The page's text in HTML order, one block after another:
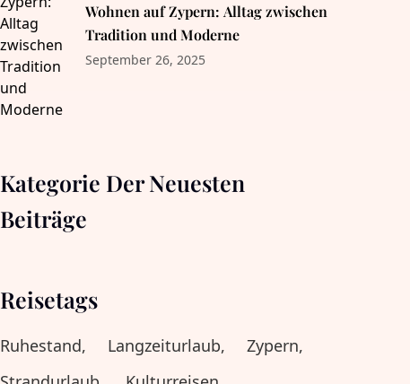
Wohnen auf Zypern: Alltag zwischen
Tradition und Moderne
September 26, 2025
Kategorie Der Neuesten
Beiträge
Reisetags
Ruhestand, Langzeiturlaub,
Zypern,